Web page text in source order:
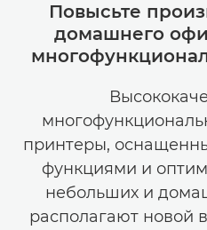
Повысьте
домашнего
принтеры,
функциями и
небольших и
располагают новой